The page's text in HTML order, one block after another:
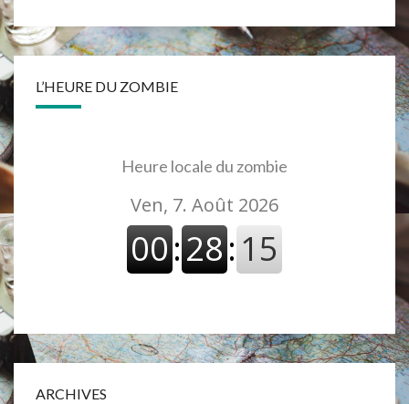
L’HEURE DU ZOMBIE
Heure locale du zombie
ARCHIVES